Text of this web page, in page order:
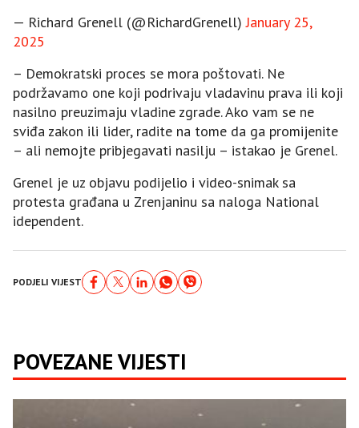
— Richard Grenell (@RichardGrenell)January 25,
2025
– Demokratski proces se mora poštovati. Ne
podržavamo one koji podrivaju vladavinu prava ili koji
nasilno preuzimaju vladine zgrade. Ako vam se ne
sviđa zakon ili lider, radite na tome da ga promijenite
– ali nemojte pribjegavati nasilju – istakao je Grenel.
Grenel je uz objavu podijelio i video-snimak sa
protesta građana u Zrenjaninu sa naloga National
idependent.
PODJELI VIJEST
POVEZANE VIJESTI